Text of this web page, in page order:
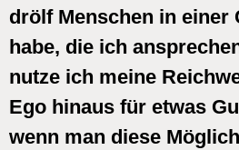
drölf Menschen in einer
habe, die ich
nutze ich meine
Ego hinaus für etwas
wenn man diese